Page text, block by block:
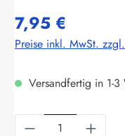
7,95 €
Preise inkl. MwSt.
Versandfertig in 1-3
Produkt